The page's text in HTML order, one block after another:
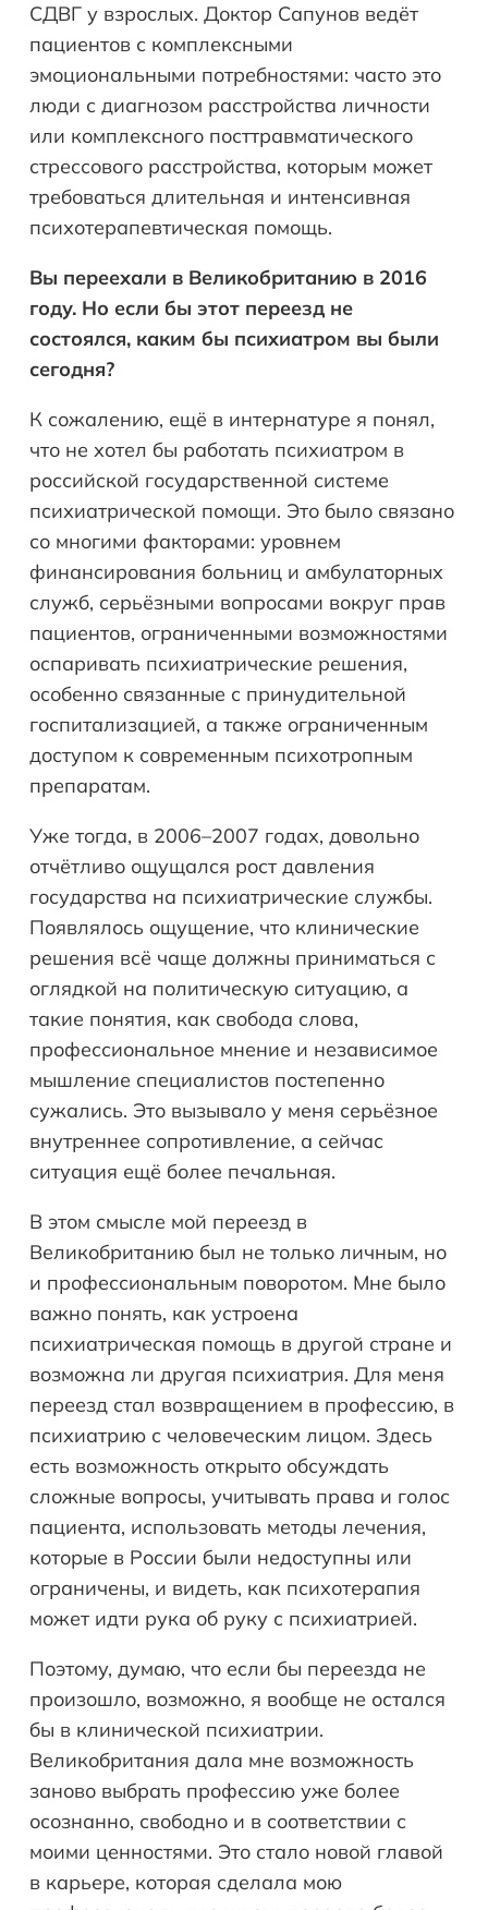
СДВГ у взрослых. Доктор Сапунов ведёт
пациентов с комплексными
эмоциональными потребностями: часто это
люди с диагнозом расстройства личности
или комплексного посттравматического
стрессового расстройства, которым может
требоваться длительная и интенсивная
психотерапевтическая помощь.
Вы переехали в Великобританию в 2016
году. Но если бы этот переезд не
состоялся, каким бы психиатром вы были
сегодня?
К сожалению, ещё в интернатуре я понял,
что не хотел бы работать психиатром в
российской государственной системе
психиатрической помощи. Это было связано
со многими факторами: уровнем
финансирования больниц и амбулаторных
служб, серьёзными вопросами вокруг прав
пациентов, ограниченными возможностями
оспаривать психиатрические решения,
особенно связанные с принудительной
госпитализацией, а также ограниченным
доступом к современным психотропным
препаратам.
Уже тогда, в 2006–2007 годах, довольно
отчётливо ощущался рост давления
государства на психиатрические службы.
Появлялось ощущение, что клинические
решения всё чаще должны приниматься с
оглядкой на политическую ситуацию, а
такие понятия, как свобода слова,
профессиональное мнение и независимое
мышление специалистов постепенно
сужались. Это вызывало у меня серьёзное
внутреннее сопротивление, а сейчас
ситуация ещё более печальная.
В этом смысле мой переезд в
Великобританию был не только личным, но
и профессиональным поворотом. Мне было
важно понять, как устроена
психиатрическая помощь в другой стране и
возможна ли другая психиатрия. Для меня
переезд стал возвращением в профессию, в
психиатрию с человеческим лицом. Здесь
есть возможность открыто обсуждать
сложные вопросы, учитывать права и голос
пациента, использовать методы лечения,
которые в России были недоступны или
ограничены, и видеть, как психотерапия
может идти рука об руку с психиатрией.
Поэтому, думаю, что если бы переезда не
произошло, возможно, я вообще не остался
бы в клинической психиатрии.
Великобритания дала мне возможность
заново выбрать профессию уже более
осознанно, свободно и в соответствии с
моими ценностями. Это стало новой главой
в карьере, которая сделала мою